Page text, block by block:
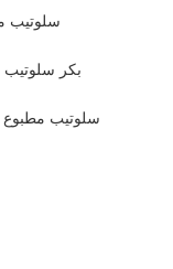
سلوتيب
بكر
سلوتيب مطبوع